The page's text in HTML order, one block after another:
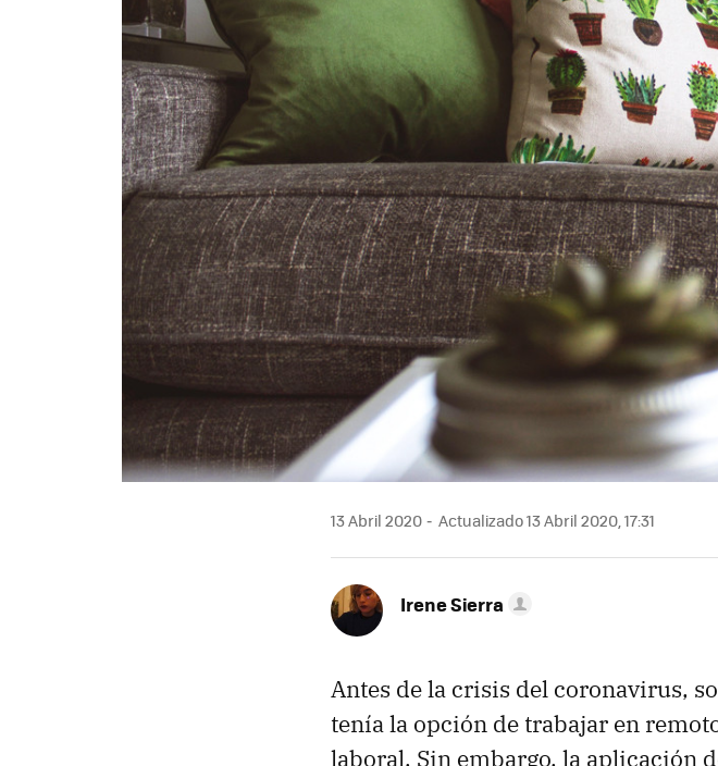
13 Abril 2020 Actualizado 13 Abril 2020, 17:31
Irene Sierra
Antes de la crisis del coronavirus,
tenía la opción de trabajar en
laboral. Sin embargo, la aplicación